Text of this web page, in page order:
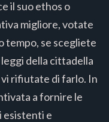
il suo ethos o
migliore, votate
tempo, se scegliete
della cittadella
rifiutate di farlo. In
a fornire le
esistenti e